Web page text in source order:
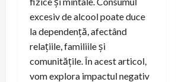
excesiv de alcool poate duce
la dependență, afectând
relațiile, familiile și
comunitățile. În acest articol,
vom explora impactul negativ